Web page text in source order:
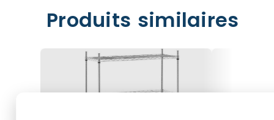
Produits similaires